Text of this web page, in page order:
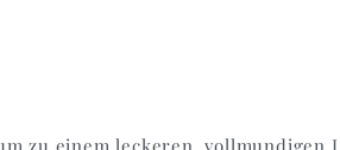
zu einem leckeren, vollmundigen